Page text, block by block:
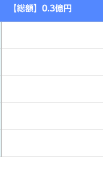
【総額】0.3億円